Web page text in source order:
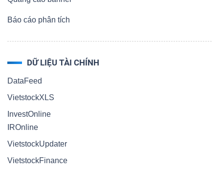
Báo cáo phân tích
DỮ LIỆU TÀI CHÍNH
DataFeed
VietstockXLS
InvestOnline
IROnline
VietstockUpdater
VietstockFinance